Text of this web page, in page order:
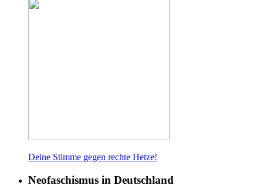
Deine Stimme gegen rechte Hetze!
Neofaschismus in Deutschland